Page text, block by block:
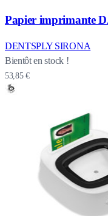
Papier imprimante
DENTSPLY SIRONA
Bientôt en stock !
53,85 €